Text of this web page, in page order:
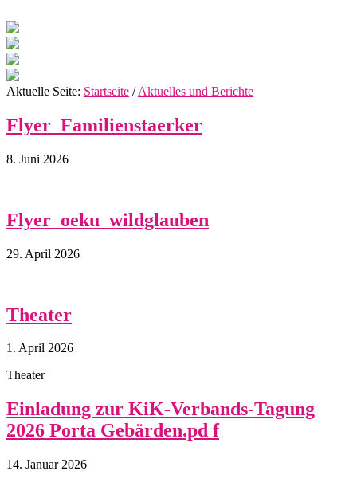
Aktuelle Seite: Startseite / Aktuelles und Berichte
Flyer_Familienstaerker
8. Juni 2026
Flyer_oeku_wildglauben
29. April 2026
Theater
1. April 2026
Theater
Einladung zur KiK-Verbands-Tagung
2026 Porta Gebärden.pd f
14. Januar 2026